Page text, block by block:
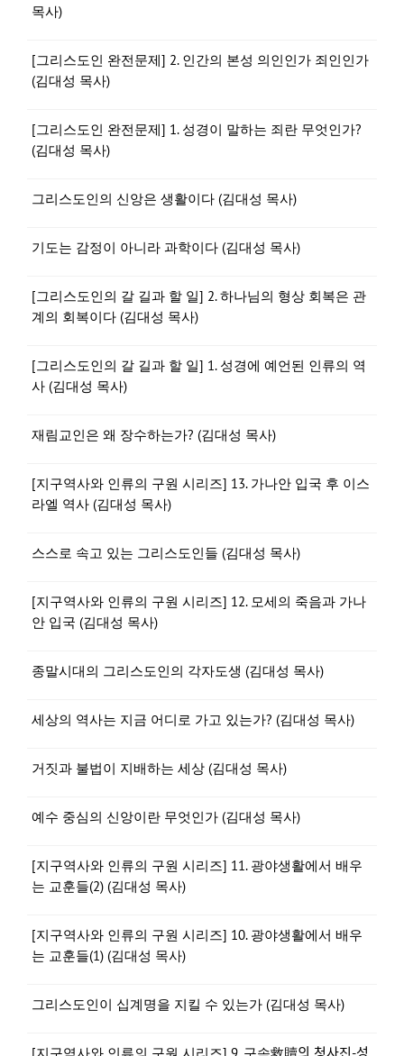
목사)
[그리스도인 완전문제] 2. 인간의 본성 의인인가 죄인인가
(김대성 목사)
[그리스도인 완전문제] 1. 성경이 말하는 죄란 무엇인가?
(김대성 목사)
그리스도인의 신앙은 생활이다 (김대성 목사)
기도는 감정이 아니라 과학이다 (김대성 목사)
[그리스도인의 갈 길과 할 일] 2. 하나님의 형상 회복은 관
계의 회복이다 (김대성 목사)
[그리스도인의 갈 길과 할 일] 1. 성경에 예언된 인류의 역
사 (김대성 목사)
재림교인은 왜 장수하는가? (김대성 목사)
[지구역사와 인류의 구원 시리즈] 13. 가나안 입국 후 이스
라엘 역사 (김대성 목사)
스스로 속고 있는 그리스도인들 (김대성 목사)
[지구역사와 인류의 구원 시리즈] 12. 모세의 죽음과 가나
안 입국 (김대성 목사)
종말시대의 그리스도인의 각자도생 (김대성 목사)
세상의 역사는 지금 어디로 가고 있는가? (김대성 목사)
거짓과 불법이 지배하는 세상 (김대성 목사)
예수 중심의 신앙이란 무엇인가 (김대성 목사)
[지구역사와 인류의 구원 시리즈] 11. 광야생활에서 배우
는 교훈들(2) (김대성 목사)
[지구역사와 인류의 구원 시리즈] 10. 광야생활에서 배우
는 교훈들(1) (김대성 목사)
그리스도인이 십계명을 지킬 수 있는가 (김대성 목사)